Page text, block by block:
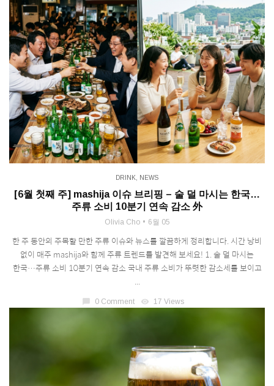
DRINK, NEWS
[6월 첫째 주] mashija 이슈 브리핑 – 술 덜 마시는 한국…
주류 소비 10분기 연속 감소 外
Olivia Cho 6월 05
한 주 동안의 주목할 만한 주류 이슈와 뉴스를 깔끔하게 정리합니다. 시간 낭비
없이 매주 mashija와 함께 주류 트렌드를 발견해 보세요! 1. 술 덜 마시는
한국…주류 소비 10분기 연속 감소 국내 주류 소비가 뚜렷한 감소세를 보이고
...
chat_bubble 0 Comment visibility 17 Views